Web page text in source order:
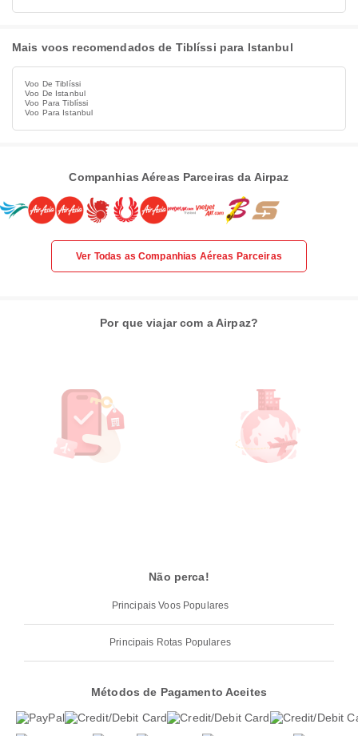
Mais voos recomendados de Tiblíssi para Istanbul
Voo De Tiblíssi
Voo De Istanbul
Voo Para Tiblíssi
Voo Para Istanbul
Companhias Aéreas Parceiras da Airpaz
Ver Todas as Companhias Aéreas Parceiras
Por que viajar com a Airpaz?
Não perca!
Principais Voos Populares
Principais Rotas Populares
Métodos de Pagamento Aceites